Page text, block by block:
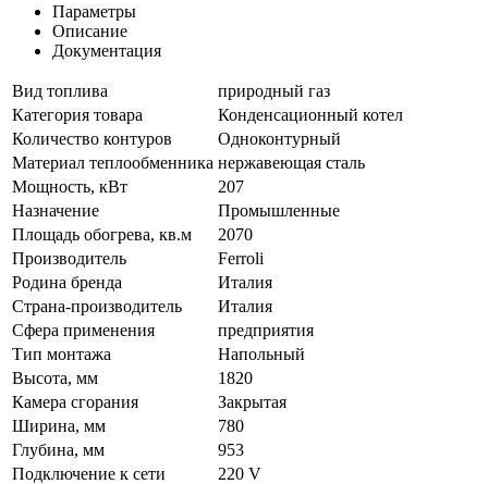
Параметры
Описание
Документация
Вид топлива
природный газ
Категория товара
Конденсационный котел
Количество контуров
Одноконтурный
Материал теплообменника нержавеющая сталь
Мощность, кВт
207
Назначение
Промышленные
Площадь обогрева, кв.м
2070
Производитель
Ferroli
Родина бренда
Италия
Страна-производитель
Италия
Сфера применения
предприятия
Тип монтажа
Напольный
Высота, мм
1820
Камера сгорания
Закрытая
Ширина, мм
780
Глубина, мм
953
Подключение к сети
220 V